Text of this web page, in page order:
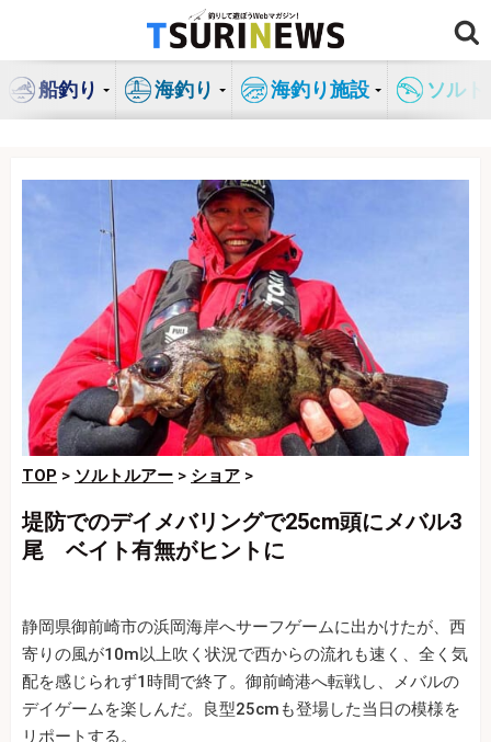
ン
船釣り 海釣り 海釣り施設 ソル
TOP > ソルトルアー > ショア >
堤防でのデイメバリングで25cm頭にメバル3
尾 ベイト有無がヒントに
静岡県御前崎市の浜岡海岸へサーフゲームに出かけたが、西
寄りの風が10m以上吹く状況で西からの流れも速く、全く気
配を感じられず1時間で終了。御前崎港へ転戦し、メバルの
デイゲームを楽しんだ。良型25cmも登場した当日の模様を
リポートする。